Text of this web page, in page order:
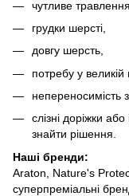
чутливе травлення,
грудки шерсті,
довгу шерсть,
потребу у великій
непереносимість
слізні доріжки
знайти рішення.
Наші бренди:
Araton, Nature's
суперпреміальні